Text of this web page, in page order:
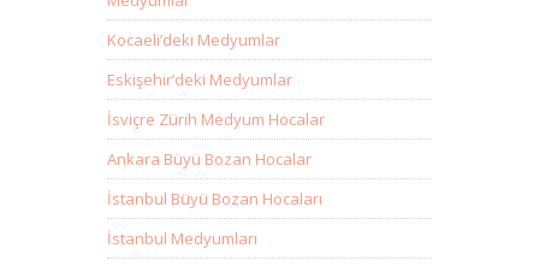
Kocaeli’deki Medyumlar
Eskişehir’deki Medyumlar
İsviçre Zürih Medyum Hocalar
Ankara Büyü Bozan Hocalar
İstanbul Büyü Bozan Hocaları
İstanbul Medyumları